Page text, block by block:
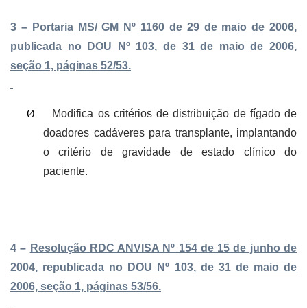
3 – Portaria MS/ GM Nº 1160 de 29 de maio de 2006,
publicada no DOU Nº 103, de 31 de maio de 2006,
seção 1, páginas 52/53.
Ø
Modifica os critérios de distribuição de fígado de
doadores cadáveres para transplante, implantando
o critério de gravidade de estado clínico do
paciente.
4 – Resolução RDC ANVISA Nº 154 de 15 de junho de
2004, republicada no DOU Nº 103, de 31 de maio de
2006, seção 1, páginas 53/56.